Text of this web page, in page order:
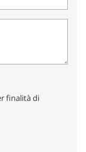
finalità di